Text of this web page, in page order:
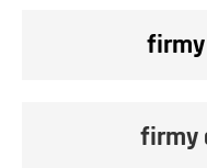
firmy